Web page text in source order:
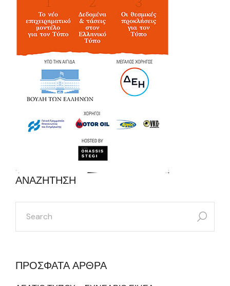
ΑΝΑΖΗΤΗΣΗ
search
for:
ΠΡΟΣΦΑΤΑ ΑΡΘΡΑ